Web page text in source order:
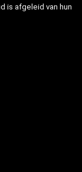
is afgeleid van hun